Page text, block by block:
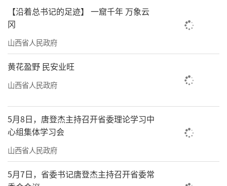
【沿着总书记的足迹】 一窟千年 万象云
冈
山西省人民政府
黄花盈野 民安业旺
山西省人民政府
5月8日，唐登杰主持召开省委理论学习中
心组集体学习会
山西省人民政府
5月7日，省委书记唐登杰主持召开省委常